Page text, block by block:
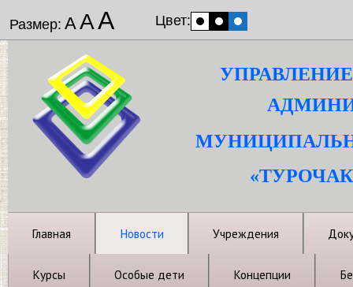
Размер: ААА Цвет:
Главная Новости Учреждения
Курсы Особые дети Концепции